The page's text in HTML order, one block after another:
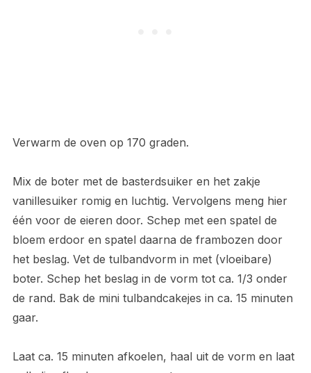
Verwarm de oven op 170 graden.
Mix de boter met de basterdsuiker en het zakje
vanillesuiker romig en luchtig. Vervolgens meng hier
één voor de eieren door. Schep met een spatel de
bloem erdoor en spatel daarna de frambozen door
het beslag. Vet de tulbandvorm in met (vloeibare)
boter. Schep het beslag in de vorm tot ca. 1/3 onder
de rand. Bak de mini tulbandcakejes in ca. 15 minuten
gaar.
Laat ca. 15 minuten afkoelen, haal uit de vorm en laat